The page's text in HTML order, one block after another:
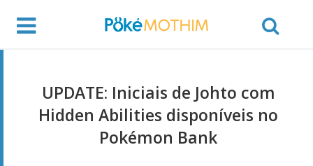
UPDATE: Iniciais de Johto com
Hidden Abilities disponíveis no
Pokémon Bank